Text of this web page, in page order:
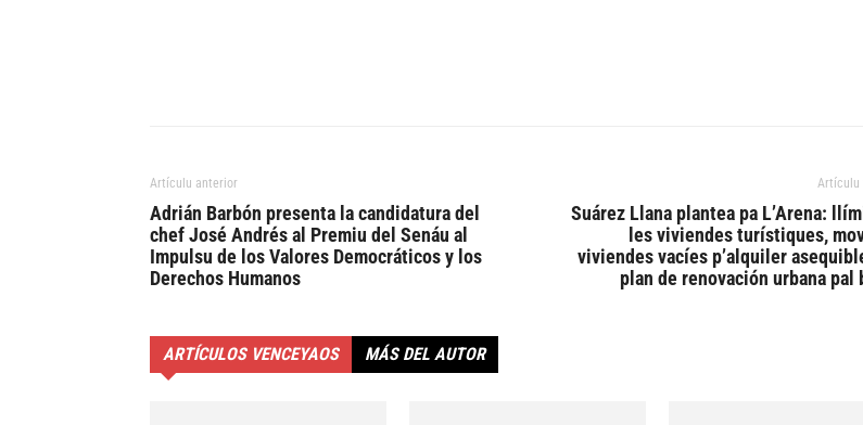
Artículu anterior
Adrián Barbón presenta la candidatura del
chef José Andrés al Premiu del Senáu al
Impulsu de los Valores Democráticos y los
Derechos Humanos
Artículu
Suárez Llana plantea pa L’Arena:
les viviendes turístiques,
viviendes vacíes p’alquiler
plan de renovación urbana pal
ARTÍCULOS VENCEYAOS MÁS DEL AUTOR